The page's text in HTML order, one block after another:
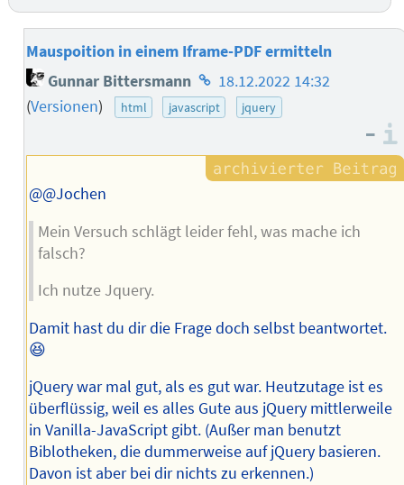
Mauspoition in einem Iframe-PDF ermitteln
Gunnar Bittersmann Homepage
des
18.12.2022 14:32
(Versionen) html javascript jquery
–
@@Jochen
Mein Versuch schlägt leider fehl, was mache ich
falsch?
Ich nutze Jquery.
Damit hast du dir die Frage doch selbst beantwortet.
😆
jQuery war mal gut, als es gut war. Heutzutage ist es
überflüssig, weil es alles Gute aus jQuery mittlerweile
in Vanilla-JavaScript gibt. (Außer man benutzt
Biblotheken, die dummerweise auf jQuery basieren.
Davon ist aber bei dir nichts zu erkennen.)